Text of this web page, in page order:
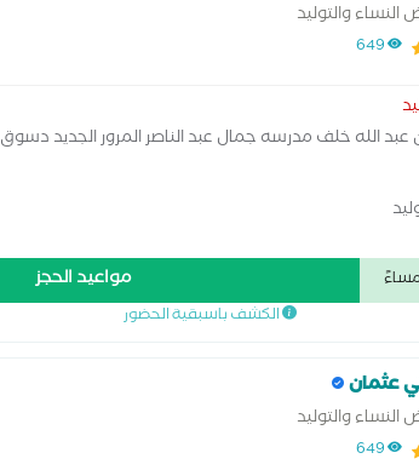
النساء والتوليد
649
عبد الله خلف مدرسه جمال عبد الناصر المرور الجديد دسوق
مواعيد الحجز
الكشف باسبقية الحضور
عثمان
النساء والتوليد
649